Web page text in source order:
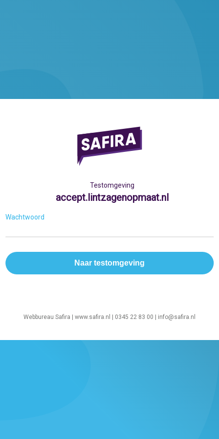
Testomgeving
accept.lintzagenopmaat.nl
Wachtwoord
Webbureau Safira | www.safira.nl | 0345 22 83 00 | info@safira.nl